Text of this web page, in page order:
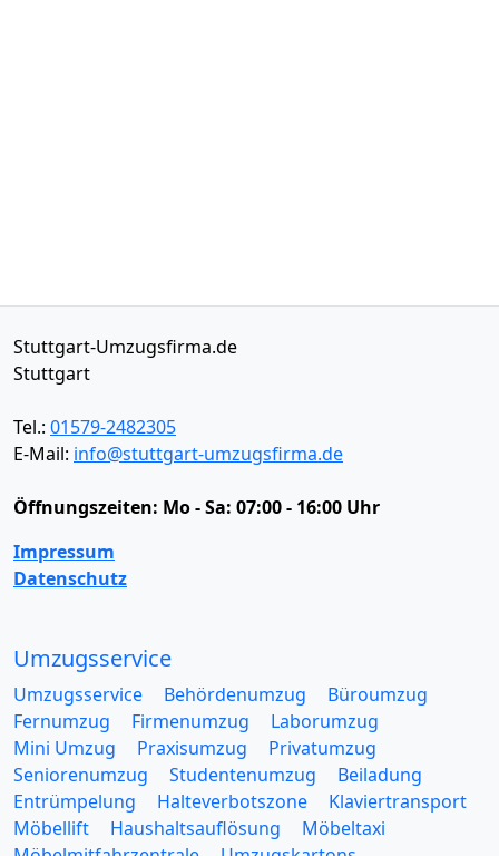
Stuttgart-Umzugsfirma.de
Stuttgart
Tel.: 01579-2482305
E-Mail: info@stuttgart-umzugsfirma.de
Öffnungszeiten: Mo - Sa: 07:00 - 16:00 Uhr
Impressum
Datenschutz
Umzugsservice
Umzugsservice Behördenumzug
Büroumzug
Fernumzug
Firmenumzug
Laborumzug
Mini Umzug
Praxisumzug
Privatumzug
Seniorenumzug
Studentenumzug
Beiladung
Entrümpelung
Halteverbotszone
Klaviertransport
Möbellift
Haushaltsauflösung
Möbeltaxi